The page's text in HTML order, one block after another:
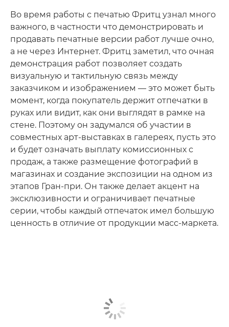
Во время работы с печатью Фритц узнал много
важного, в частности что демонстрировать и
продавать печатные версии работ лучше очно,
а не через Интернет. Фритц заметил, что очная
демонстрация работ позволяет создать
визуальную и тактильную связь между
заказчиком и изображением — это может быть
момент, когда покупатель держит отпечатки в
руках или видит, как они выглядят в рамке на
стене. Поэтому он задумался об участии в
совместных арт-выставках в галереях, пусть это
и будет означать выплату комиссионных с
продаж, а также размещение фотографий в
магазинах и создание экспозиции на одном из
этапов Гран-при. Он также делает акцент на
эксклюзивности и ограничивает печатные
серии, чтобы каждый отпечаток имел большую
ценность в отличие от продукции масс-маркета.